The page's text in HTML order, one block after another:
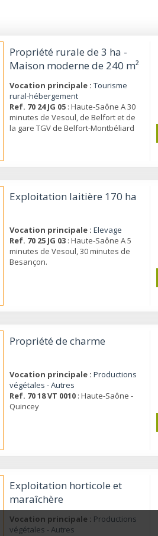
Propriété rurale de 3 ha -
Maison moderne de 240 m²
- 1 bâtiment - Garages
Vocation principale : Tourisme
rural-hébergement
Ref. 70 24 JG 05: Haute-Saône A 30
minutes de Vesoul, de Belfort et de
la gare TGV de Belfort-Montbéliard
Exploitation laitière 170 ha
Vocation principale : Elevage
Ref. 70 25 JG 03: Haute-Saône A 5
minutes de Vesoul, 30 minutes de
Besançon.
Propriété de charme
Vocation principale : Productions
végétales - Autres
Ref. 70 18 VT 0010: Haute-Saône -
Quincey
Exploitation horticole et
maraîchère
Vocation principale : Productions
végétales - Autres